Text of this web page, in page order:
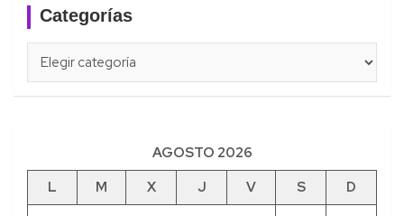
Categorías
AGOSTO 2026
L
M X J V S
D